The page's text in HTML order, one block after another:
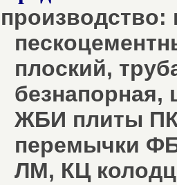
производство:
плоский,
безнапорная,
ЖБИ плиты
перемычки
ЛМ, КЦ